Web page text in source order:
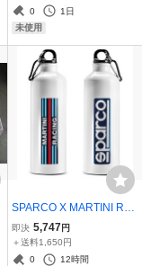
ンチングレザー&レッドス
テッチ 国内正規品＆メー
0
1日
未使用
SPARCO X MARTINI RA
CING スパルコ ウォータ
ーボトル マルティニスト
ライプ
即決 5,747 円
＋送料1,650円
0
12時間